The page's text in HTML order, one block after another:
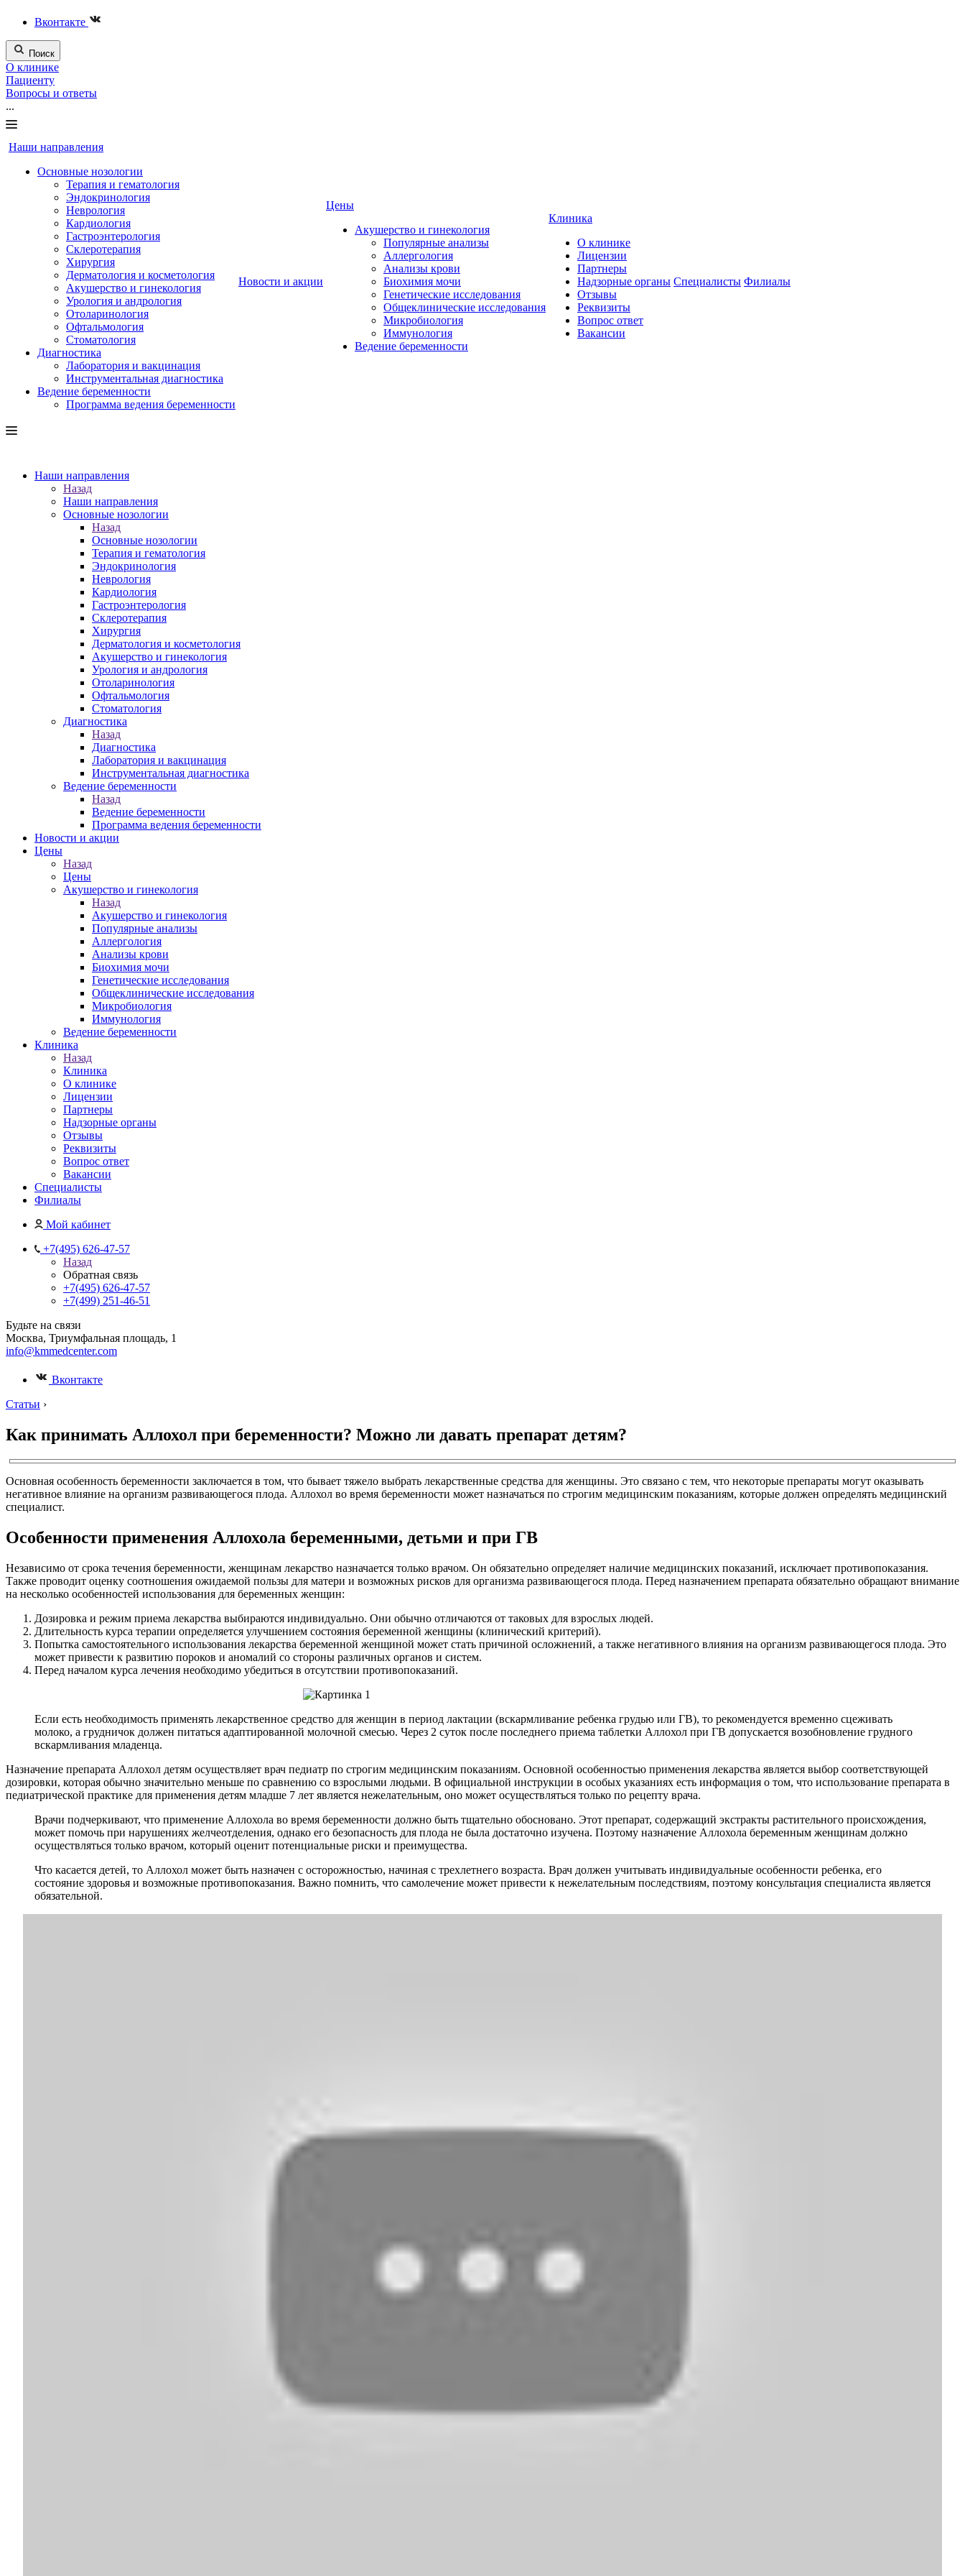
Вконтакте
Поиск
О клинике
Пациенту
Вопросы и ответы
...
Наши направления
Основные нозологии
Терапия и гематология
Эндокринология
Неврология
Кардиология
Гастроэнтерология
Склеротерапия
Хирургия
Дерматология и косметология
Акушерство и гинекология
Урология и андрология
Отоларинология
Офтальмология
Стоматология
Диагностика
Лаборатория и вакцинация
Инструментальная диагностика
Ведение беременности
Программа ведения беременности
Новости и акции
Цены
Акушерство и гинекология
Популярные анализы
Аллергология
Анализы крови
Биохимия мочи
Генетические исследования
Общеклинические исследования
Микробиология
Иммунология
Ведение беременности
Клиника
О клинике
Лицензии
Партнеры
Надзорные органы
Отзывы
Реквизиты
Вопрос ответ
Вакансии
Специалисты Филиалы
Наши направления
Назад
Наши направления
Основные нозологии
Назад
Основные нозологии
Терапия и гематология
Эндокринология
Неврология
Кардиология
Гастроэнтерология
Склеротерапия
Хирургия
Дерматология и косметология
Акушерство и гинекология
Урология и андрология
Отоларинология
Офтальмология
Стоматология
Диагностика
Назад
Диагностика
Лаборатория и вакцинация
Инструментальная диагностика
Ведение беременности
Назад
Ведение беременности
Программа ведения беременности
Новости и акции
Цены
Назад
Цены
Акушерство и гинекология
Назад
Акушерство и гинекология
Популярные анализы
Аллергология
Анализы крови
Биохимия мочи
Генетические исследования
Общеклинические исследования
Микробиология
Иммунология
Ведение беременности
Клиника
Назад
Клиника
О клинике
Лицензии
Партнеры
Надзорные органы
Отзывы
Реквизиты
Вопрос ответ
Вакансии
Специалисты
Филиалы
Мой кабинет
+7(495) 626-47-57
Назад
Обратная связь
+7(495) 626-47-57
+7(499) 251-46-51
Будьте на связи
Москва, Триумфальная площадь, 1
info@kmmedcenter.com
Вконтакте
Статьи ›
Как принимать Аллохол при беременности? Можно ли давать препарат детям?
Основная особенность беременности заключается в том, что бывает тяжело выбрать лекарственные средства для женщины. Это связано с тем, что некоторые препараты могут оказывать
негативное влияние на организм развивающегося плода. Аллохол во время беременности может назначаться по строгим медицинским показаниям, которые должен определять медицинский
специалист.
Особенности применения Аллохола беременными, детьми и при ГВ
Независимо от срока течения беременности, женщинам лекарство назначается только врачом. Он обязательно определяет наличие медицинских показаний, исключает противопоказания.
Также проводит оценку соотношения ожидаемой пользы для матери и возможных рисков для организма развивающегося плода. Перед назначением препарата обязательно обращают внимание
на несколько особенностей использования для беременных женщин:
Дозировка и режим приема лекарства выбираются индивидуально. Они обычно отличаются от таковых для взрослых людей.
Длительность курса терапии определяется улучшением состояния беременной женщины (клинический критерий).
Попытка самостоятельного использования лекарства беременной женщиной может стать причиной осложнений, а также негативного влияния на организм развивающегося плода. Это
может привести к развитию пороков и аномалий со стороны различных органов и систем.
Перед началом курса лечения необходимо убедиться в отсутствии противопоказаний.
Если есть необходимость применять лекарственное средство для женщин в период лактации (вскармливание ребенка грудью или ГВ), то рекомендуется временно сцеживать
молоко, а грудничок должен питаться адаптированной молочной смесью. Через 2 суток после последнего приема таблетки Аллохол при ГВ допускается возобновление грудного
вскармливания младенца.
Назначение препарата Аллохол детям осуществляет врач педиатр по строгим медицинским показаниям. Основной особенностью применения лекарства является выбор соответствующей
дозировки, которая обычно значительно меньше по сравнению со взрослыми людьми. В официальной инструкции в особых указаниях есть информация о том, что использование препарата в
педиатрической практике для применения детям младше 7 лет является нежелательным, оно может осуществляться только по рецепту врача.
Врачи подчеркивают, что применение Аллохола во время беременности должно быть тщательно обосновано. Этот препарат, содержащий экстракты растительного происхождения,
может помочь при нарушениях желчеотделения, однако его безопасность для плода не была достаточно изучена. Поэтому назначение Аллохола беременным женщинам должно
осуществляться только врачом, который оценит потенциальные риски и преимущества.
Что касается детей, то Аллохол может быть назначен с осторожностью, начиная с трехлетнего возраста. Врач должен учитывать индивидуальные особенности ребенка, его
состояние здоровья и возможные противопоказания. Важно помнить, что самолечение может привести к нежелательным последствиям, поэтому консультация специалиста является
обязательной.